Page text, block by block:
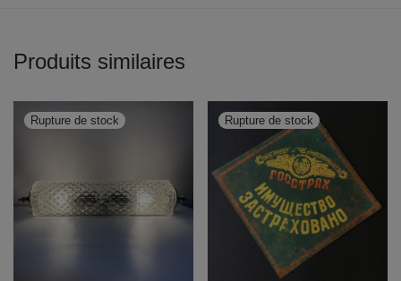
Produits similaires